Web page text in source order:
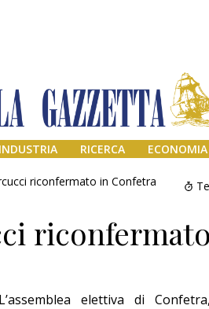
INDUSTRIA RICERCA ECONOMIA
riconfermato in Confetra
elettiva di